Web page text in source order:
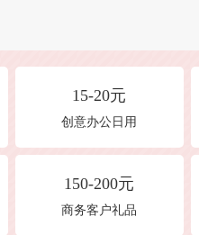
15-20元
创意办公日用
150-200元
商务客户礼品